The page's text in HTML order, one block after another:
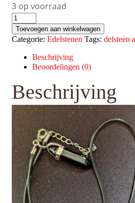
3 op voorraad
Edelsteen
met
ketting
Amethist
aantal
Toevoegen aan winkelwagen
Categorie: Edelstenen Tags: delsteen
Beschrijving
Beoordelingen (0)
Beschrijving